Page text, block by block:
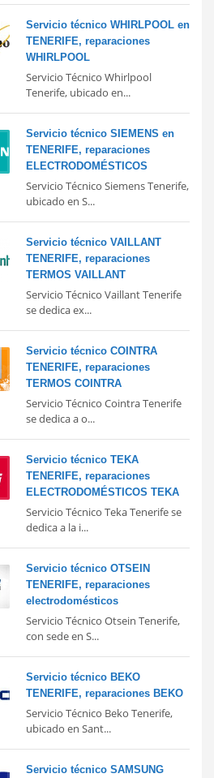
Servicio técnico WHIRLPOOL en
TENERIFE, reparaciones
WHIRLPOOL
Servicio Técnico Whirlpool
Tenerife, ubicado en...
Servicio técnico SIEMENS en
TENERIFE, reparaciones
ELECTRODOMÉSTICOS
Servicio Técnico Siemens Tenerife,
ubicado en S...
Servicio técnico VAILLANT
TENERIFE, reparaciones
TERMOS VAILLANT
Servicio Técnico Vaillant Tenerife
se dedica ex...
Servicio técnico COINTRA
TENERIFE, reparaciones
TERMOS COINTRA
Servicio Técnico Cointra Tenerife
se dedica a o...
Servicio técnico TEKA
TENERIFE, reparaciones
ELECTRODOMÉSTICOS TEKA
Servicio Técnico Teka Tenerife se
dedica a la i...
Servicio técnico OTSEIN
TENERIFE, reparaciones
electrodomésticos
Servicio Técnico Otsein Tenerife,
con sede en S...
Servicio técnico BEKO
TENERIFE, reparaciones BEKO
Servicio Técnico Beko Tenerife,
ubicado en Sant...
Servicio técnico SAMSUNG